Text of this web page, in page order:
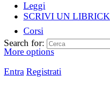
Leggi
SCRIVI UN LIBRICK
Corsi
More options
Entra Registrati
Search for: